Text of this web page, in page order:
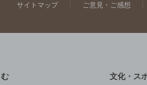
サイトマップ ご意見・ご感想
文化・ス